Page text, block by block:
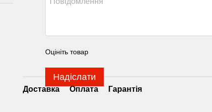
Оцініть товар
Надіслати
Доставка Оплата Гарантія